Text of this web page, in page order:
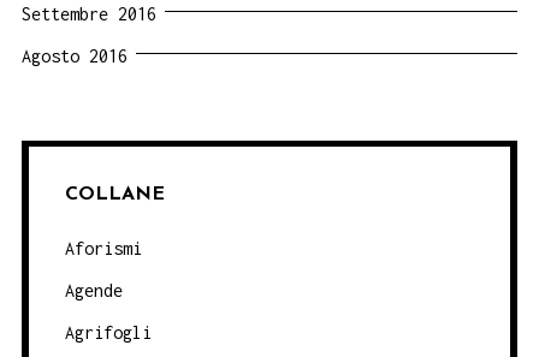
Settembre 2016
Agosto 2016
COLLANE
Aforismi
Agende
Agrifogli